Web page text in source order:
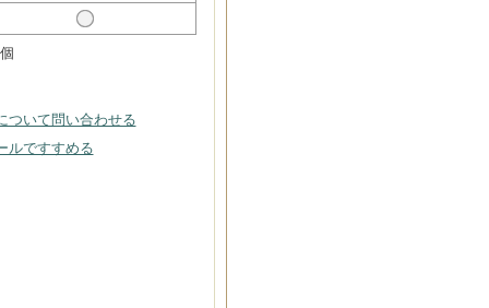
ついて問い合わせる
ルですすめる